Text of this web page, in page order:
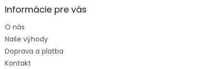
Informácie pre vás
O nás
Naše výhody
Doprava a platba
Kontakt